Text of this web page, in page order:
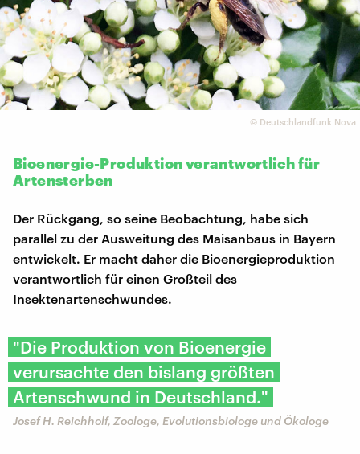
© Deutschlandfunk Nova
Bioenergie-Produktion verantwortlich für
Artensterben
Der Rückgang, so seine Beobachtung, habe sich
parallel zu der Ausweitung des Maisanbaus in Bayern
entwickelt. Er macht daher die Bioenergieproduktion
verantwortlich für einen Großteil des
Insektenartenschwundes.
"Die Produktion von Bioenergie
verursachte den bislang größten
Artenschwund in Deutschland."
Josef H. Reichholf, Zoologe, Evolutionsbiologe und Ökologe